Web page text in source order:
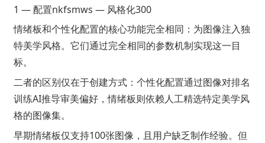
1 — 配置nkfsmws — 风格化300
情绪板和个性化配置的核心功能完全相同：为图像注入独
特美学风格。它们通过完全相同的参数机制实现这一目
标。
二者的区别仅在于创建方式：个性化配置通过图像对排名
训练AI推导审美偏好，情绪板则依赖人工精选特定美学风
格的图像集。
早期情绪板仅支持100张图像，且用户缺乏制作经验。但